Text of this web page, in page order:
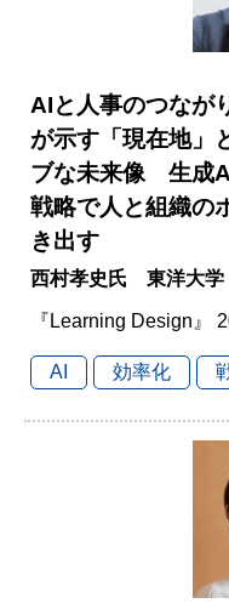
AIと人事のつな
が示す「現在地」
ブな未来像 生成
戦略で人と組織の
き出す
西村孝史氏 東洋大
『Learning Design』
AI 効率化